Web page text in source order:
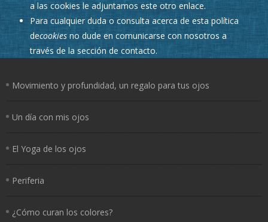
a las cookies le adjuntamos este otro enlace.
Para cualquier duda o consulta acerca de esta política
decookies no dude en comunicarse con nosotros a
través de la sección de contacto.
Movimiento y profundidad, un regalo para tus ojos
Un día con mis ojos
El Yoga de los ojos
Periferia
¿Cómo curan los colores?